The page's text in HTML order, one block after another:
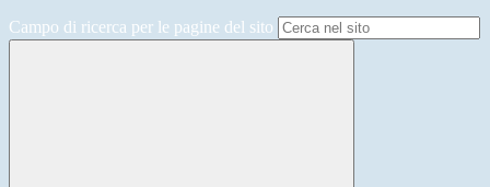
Campo di ricerca per le pagine del sito